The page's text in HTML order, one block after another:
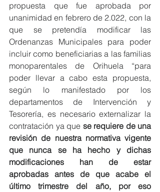
propuesta que fue aprobada por
unanimidad en febrero de 2.022, con la
que se pretendía modificar las
Ordenanzas Municipales para poder
incluir como beneficiarias a las familias
monoparentales de Orihuela “para
poder llevar a cabo esta propuesta,
según lo manifestado por los
departamentos de Intervención y
Tesorería, es necesario externalizar la
contratación ya que se requiere de una
revisión de nuestra normativa vigente
que nunca se ha hecho y dichas
modificaciones han de estar
aprobadas antes de que acabe el
último trimestre del año, por eso